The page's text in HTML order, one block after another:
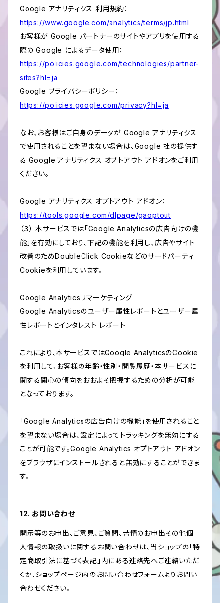
Google アナリティクス 利用規約：
https://www.google.com/analytics/terms/jp.html
お客様が Google パートナーのサイトやアプリを使用する
際の Google によるデータ使用：
https://policies.google.com/technologies/partner-
sites?hl=ja
Google プライバシーポリシー：
https://policies.google.com/privacy?hl=ja
なお、お客様はご自身のデータが Google アナリティクス
で使用されることを望まない場合は、Google 社の提供す
る Google アナリティクス オプトアウト アドオンをご利用
ください。
Google アナリティクス オプトアウト アドオン：
https://tools.google.com/dlpage/gaoptout
（３） 本サービスでは「Google Analyticsの広告向けの機
能」を有効にしており、下記の機能を利用し、広告やサイト
改善のためDoubleClick Cookieなどのサードパーティ
Cookieを利用しています。
Google Analyticsリマーケティング
Google Analyticsのユーザー属性レポートとユーザー属
性レポートとインタレスト レポート
これにより、本サービスではGoogle AnalyticsのCookie
を利用して、お客様の年齢・性別・閲覧履歴・本サービスに
関する関心の傾向をおおよそ把握するための分析が可能
となっております。
「Google Analyticsの広告向けの機能」を使用されること
を望まない場合は、設定によってトラッキングを無効にする
ことが可能です。Google Analytics オプトアウト アドオン
をブラウザにインストールされると無効にすることができま
す。
12. お問い合わせ
開示等のお申出、ご意見、ご質問、苦情のお申出その他個
人情報の取扱いに関するお問い合わせは、当ショップの「特
定商取引法に基づく表記」内にある連絡先へご連絡いただ
くか、ショップページ内のお問い合わせフォームよりお問い
合わせください。